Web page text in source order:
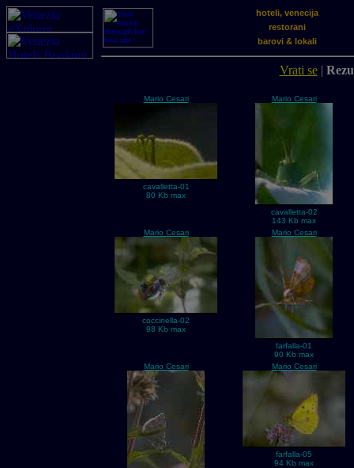
hoteli, venecija
restorani
barovi & lokali
Vrati se|
Mario Cesari
cavalletta-01
80 Kb max
Mario Cesari
cavalletta-02
143 Kb max
Mario Cesari
coccinella-02
98 Kb max
Mario Cesari
farfalla-01
90 Kb max
Mario Cesari
Mario Cesari
farfalla-05
94 Kb max